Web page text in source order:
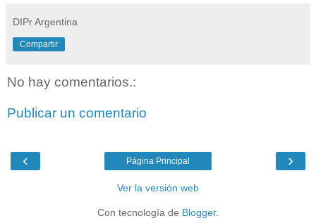
DIPr Argentina
Compartir
No hay comentarios.:
Publicar un comentario
‹ ›
Página Principal
Ver la versión web
Con tecnología de Blogger.